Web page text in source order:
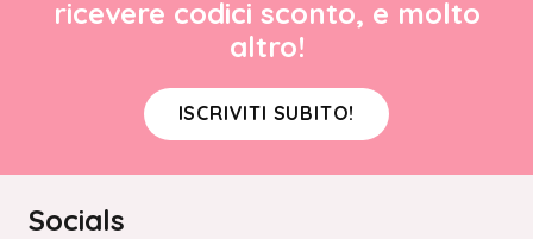
ricevere codici sconto, e molto
altro!
ISCRIVITI SUBITO!
Socials